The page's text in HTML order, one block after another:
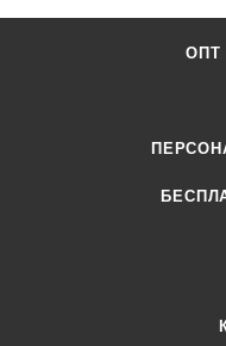
ОПТ